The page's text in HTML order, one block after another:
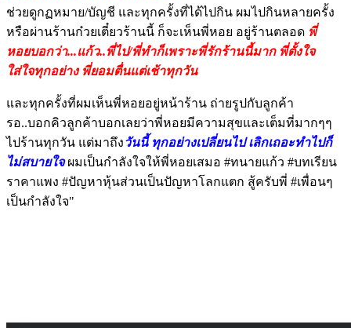
ช่วยดูกฏหมาย/บัญชี และทุกครั้งที่ได้ไปกิน ผมไปกินหลายครั้ง
หรือผ่านร้านก๋วยเตี๋ยวร้านนี้ ก็จะเห็นพี่หอย อยู่ร้านตลอด พี่
หอยบอกว่า...แก้ว..พี่ไป/พี่ทำก็เพราะพี่รักร้านนี้มาก พี่ตั้งใจ
ใส่ใจทุกอย่าง พี่ยอมตื่นแต่เช้าทุกวัน
และทุกครั้งที่ผมเห็นพี่หอยอยู่หน้าร้าน ถ่ายรูปกับลูกค้า
รอ..บอกคิวลูกค้าบอกเลยว่าพี่หอยมีความสุขและเต็มที่มากๆๆ
ไปร้านทุกวัน แต่มาถึงวันนี้ ทุกอย่างเปลี่ยนไป เลิกเถอะทำไปก็
ไม่สบายใจผมเป็นกำลังใจให้พี่หอยเสมอ #ทนายแก้ว #บทเรียน
ราคาแพง #ปัญหาหุ้นส่วนเป็นปัญหาโลกแตก สู้ครับพี่ #เพื่อนๆ
เป็นกำลังใจ"